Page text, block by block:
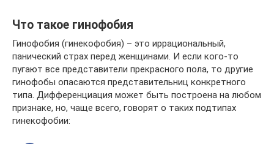
Что такое гинофобия
Гинофобия (гинекофобия) – это иррациональный,
панический страх перед женщинами. И если кого-то
пугают все представители прекрасного пола, то другие
гинофобы опасаются представительниц конкретного
типа. Дифференциация может быть построена на любом
признаке, но, чаще всего, говорят о таких подтипах
гинекофобии: